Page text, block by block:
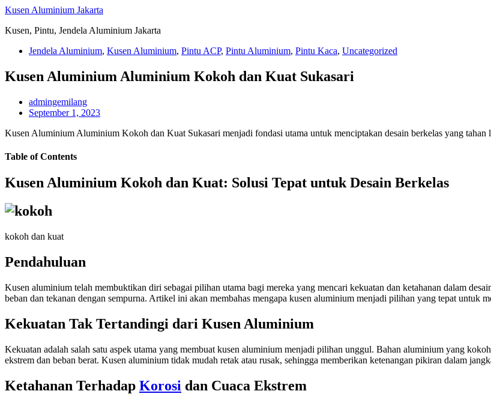
Skip
content
Kusen Aluminium Jakarta
Kusen, Pintu, Jendela Aluminium Jakarta
Jendela Aluminium, Kusen Aluminium, Pintu ACP, Pintu Aluminium, Pintu Kaca, Uncategorized
Kusen Aluminium Aluminium Kokoh dan Kuat Sukasari
admingemilang
September 1, 2023
Kusen Aluminium Aluminium Kokoh dan Kuat Sukasari menjadi fondasi utama untuk menciptakan desain berkelas yang tahan
Table of Contents
Kusen Aluminium Kokoh dan Kuat: Solusi Tepat untuk Desain Berkelas
kokoh dan kuat
Pendahuluan
Kusen aluminium telah membuktikan diri sebagai pilihan utama bagi mereka yang mencari kekuatan dan ketahanan dalam
beban dan tekanan dengan sempurna. Artikel ini akan membahas mengapa kusen aluminium menjadi pilihan yang tepat untuk
Kekuatan Tak Tertandingi dari Kusen Aluminium
Kekuatan adalah salah satu aspek utama yang membuat kusen aluminium menjadi pilihan unggul. Bahan aluminium yang
ekstrem dan beban berat. Kusen aluminium tidak mudah retak atau rusak, sehingga memberikan ketenangan pikiran dalam
Ketahanan Terhadap Korosi dan Cuaca Ekstrem